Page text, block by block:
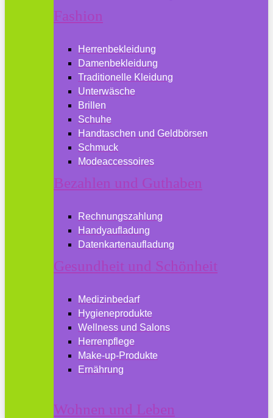
Fashion
Herrenbekleidung
Damenbekleidung
Traditionelle Kleidung
Unterwäsche
Brillen
Schuhe
Handtaschen und Geldbörsen
Schmuck
Modeaccessoires
Bezahlen und Guthaben
Rechnungszahlung
Handyaufladung
Datenkartenaufladung
Gesundheit und Schönheit
Medizinbedarf
Hygieneprodukte
Wellness und Salons
Herrenpflege
Make-up-Produkte
Ernährung
Wohnen und Leben